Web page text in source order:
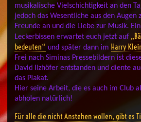
musikalische Vielschichtigkeit an den
jedoch das Wesentliche aus den Augen
Freunde an und die Liebe zur Musik.
Leckerbissen erwartet euch jetzt auf
bedeuten“ und später dann im Harry
Frei nach Siminas Pressebildern ist
David Ilzhöfer entstanden und diente
das Plakat.
Hier seine Arbeit, die es auch im Club
abholen natürlich!
Für alle die nicht Anstehen wollen, gibt es